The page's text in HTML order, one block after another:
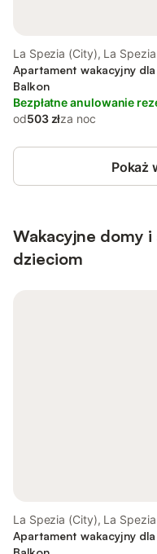
La Spezia (City), La Spezia
Apartament wakacyjny
Balkon
Bezpłatne anulowanie
od503 złza noc
Pokaż
Wakacyjne domy
dzieciom
La Spezia (City), La Spezia
Apartament wakacyjny